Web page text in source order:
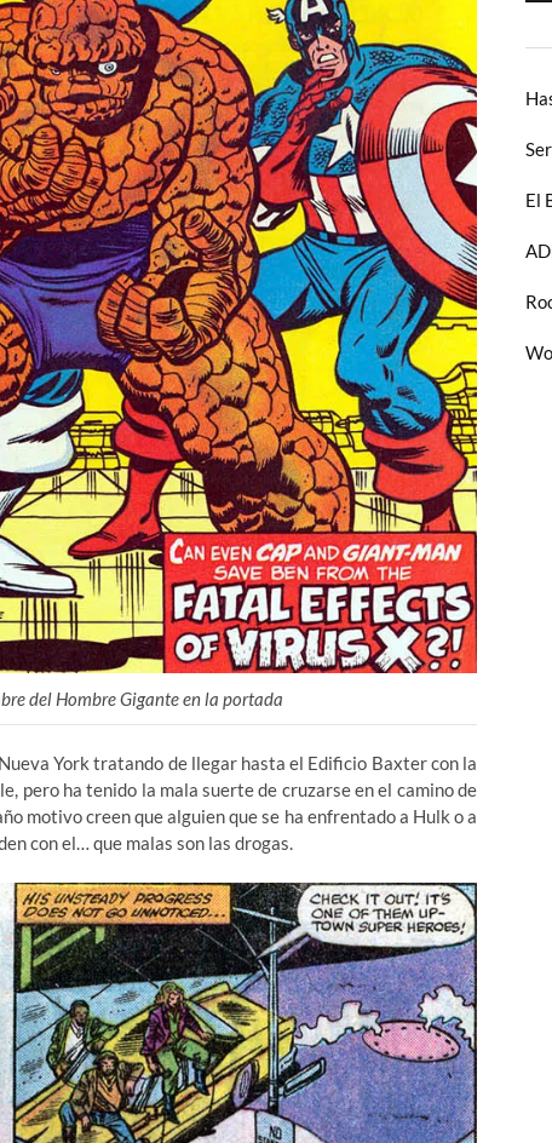
del Hombre Gigante en la portada
York tratando de llegar hasta el Edificio Baxter con la
pero ha tenido la mala suerte de cruzarse en el camino de
motivo creen que alguien que se ha enfrentado a Hulk o a
con el… que malas son las drogas.
El